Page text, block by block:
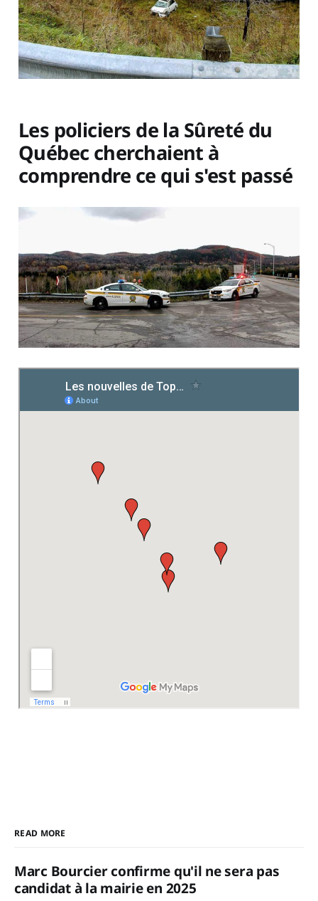
Les policiers de la Sûreté du
Québec cherchaient à
comprendre ce qui s'est passé
READ MORE
Marc Bourcier confirme qu'il ne sera pas
candidat à la mairie en 2025